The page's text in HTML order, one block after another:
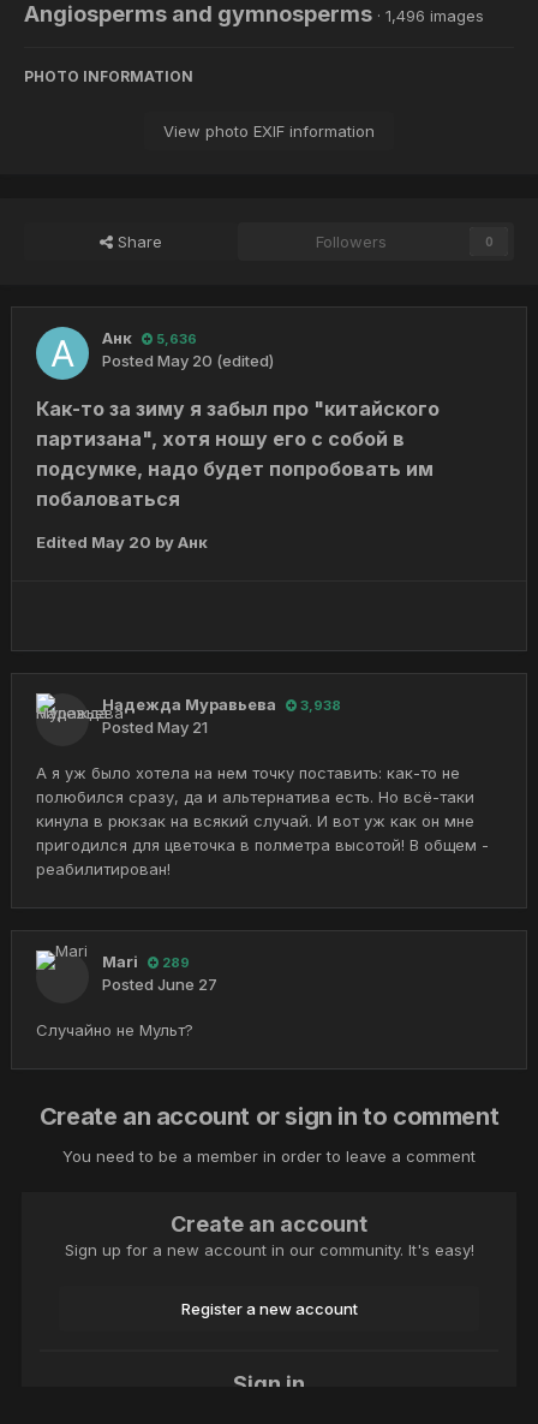
Angiosperms and gymnosperms · 1,496 images
PHOTO INFORMATION
View photo EXIF information
Share Followers 0
Анк 5,636
Posted May 20 (edited)
Как-то за зиму я забыл про "китайского
партизана", хотя ношу его с собой в
подсумке, надо будет попробовать им
побаловаться
Edited May 20 by Анк
Надежда Муравьева 3,938
Posted May 21
А я уж было хотела на нем точку поставить: как-то не
полюбился сразу, да и альтернатива есть. Но всё-таки
кинула в рюкзак на всякий случай. И вот уж как он мне
пригодился для цветочка в полметра высотой! В общем -
реабилитирован!
Mari 289
Posted June 27
Случайно не Мульт?
Create an account or sign in to comment
You need to be a member in order to leave a comment
Create an account
Sign up for a new account in our community. It's easy!
Register a new account
Sign in